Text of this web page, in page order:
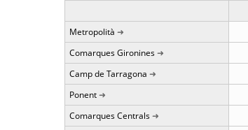
Metropolità
Comarques Gironines
Camp de Tarragona
Ponent
Comarques Centrals